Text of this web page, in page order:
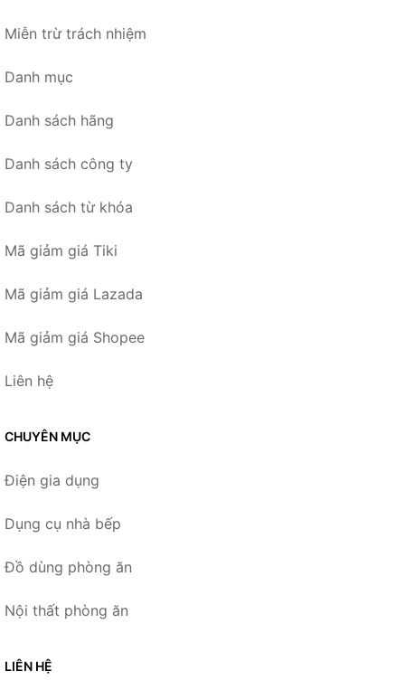
Miễn trừ trách nhiệm
Danh mục
Danh sách hãng
Danh sách công ty
Danh sách từ khóa
Mã giảm giá Tiki
Mã giảm giá Lazada
Mã giảm giá Shopee
Liên hệ
CHUYÊN MỤC
Điện gia dụng
Dụng cụ nhà bếp
Đồ dùng phòng ăn
Nội thất phòng ăn
LIÊN HỆ